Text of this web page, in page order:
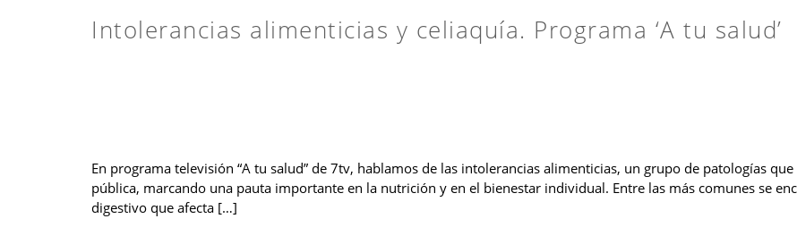
Intolerancias alimenticias y celiaquía. Programa ‘A tu salud’
En programa televisión “A tu salud” de 7tv, hablamos de las intolerancias alimenticias, un grupo de patologías
pública, marcando una pauta importante en la nutrición y en el bienestar individual. Entre las más comunes se
digestivo que afecta […]